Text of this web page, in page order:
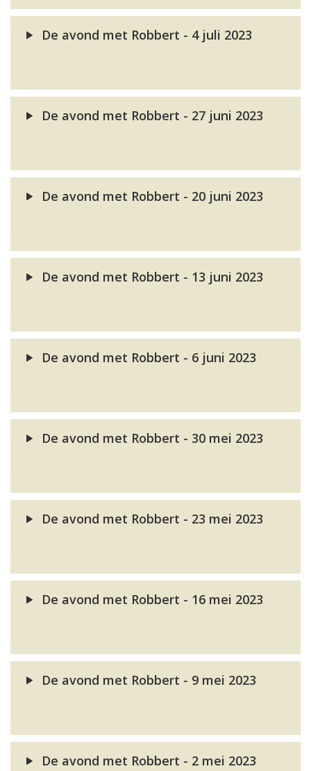
De avond met Robbert - 4 juli 2023
De avond met Robbert - 27 juni 2023
De avond met Robbert - 20 juni 2023
De avond met Robbert - 13 juni 2023
De avond met Robbert - 6 juni 2023
De avond met Robbert - 30 mei 2023
De avond met Robbert - 23 mei 2023
De avond met Robbert - 16 mei 2023
De avond met Robbert - 9 mei 2023
De avond met Robbert - 2 mei 2023